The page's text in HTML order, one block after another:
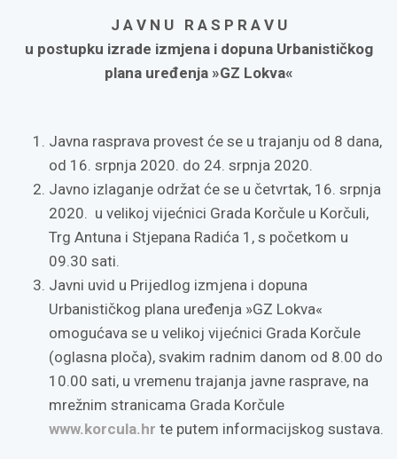
J A V N U R A S P R A V U
u postupku izrade izmjena i dopuna Urbanističkog
plana uređenja »GZ Lokva«
Javna rasprava provest će se u trajanju od 8 dana,
od 16. srpnja 2020. do 24. srpnja 2020.
Javno izlaganje održat će se u četvrtak, 16. srpnja
2020. u velikoj vijećnici Grada Korčule u Korčuli,
Trg Antuna i Stjepana Radića 1, s početkom u
09.30 sati.
Javni uvid u Prijedlog izmjena i dopuna
Urbanističkog plana uređenja »GZ Lokva«
omogućava se u velikoj vijećnici Grada Korčule
(oglasna ploča), svakim radnim danom od 8.00 do
10.00 sati, u vremenu trajanja javne rasprave, na
mrežnim stranicama Grada Korčule
www.korcula.hr te putem informacijskog sustava.